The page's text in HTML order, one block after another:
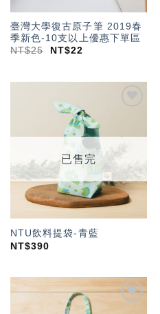
臺灣大學復古原子筆 2019春
季新色-10支以上優惠下單區
NT$25 NT$22
望輕
已售完
NTU飲料提袋-青藍
NT$390